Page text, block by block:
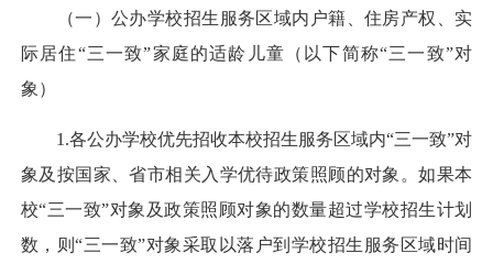
（一）公办学校招生服务区域内户籍、住房产权、实
际居住“三一致”家庭的适龄儿童（以下简称“三一致”对
象）
1.各公办学校优先招收本校招生服务区域内“三一致”对
象及按国家、省市相关入学优待政策照顾的对象。如果本
校“三一致”对象及政策照顾对象的数量超过学校招生计划
数，则“三一致”对象采取以落户到学校招生服务区域时间